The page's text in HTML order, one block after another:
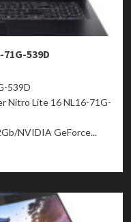
539D
539D
Nitro Lite 16 NL16-71G-
NVIDIA GeForce...